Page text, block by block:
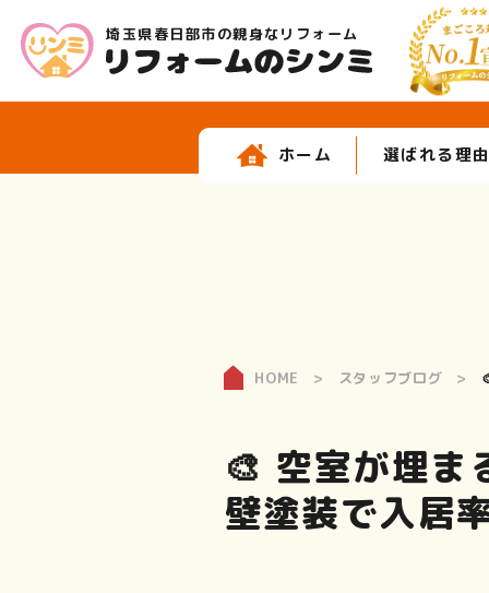
埼玉県春日部市の親身なリフォーム
ホーム 選ばれる理
HOME スタッフブログ
🎨 空室が埋ま
壁塗装で入居